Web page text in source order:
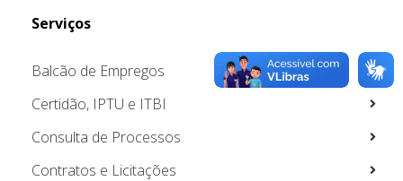
Serviços
Balcão de Empregos
Certidão, IPTU e ITBI
Consulta de Processos
Contratos e Licitações